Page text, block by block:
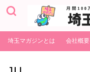
埼玉マガジンとは 会社概要